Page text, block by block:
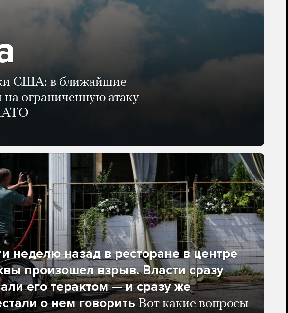
США: в ближайшие
ограниченную атаку
неделю назад в ресторане в центре
произошел взрыв. Власти сразу
его терактом — и сразу же
о нем говорить Вот какие вопросы